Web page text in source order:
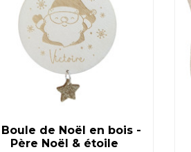
Boule de Noël en bois -
Père Noël & étoile
VOIR LE PRODUIT